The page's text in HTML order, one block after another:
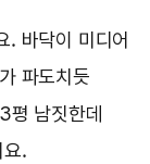
. 바닥이 미디어
파도치듯
평 남짓한데
.